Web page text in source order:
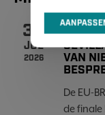
30
JUL
2026
FINALE
VAN
De EU-
de finale